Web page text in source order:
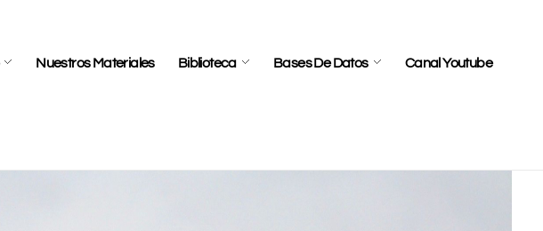
Nuestros Materiales Biblioteca Bases De Datos Canal Youtube